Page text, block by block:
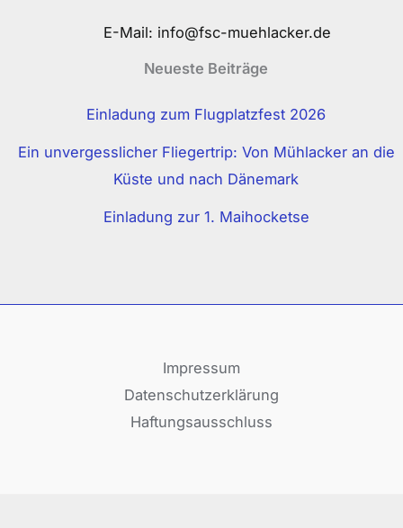
E-Mail: info@fsc-muehlacker.de
Neueste Beiträge
Einladung zum Flugplatzfest 2026
Ein unvergesslicher Fliegertrip: Von Mühlacker an die
Küste und nach Dänemark
Einladung zur 1. Maihocketse
Impressum
Datenschutzerklärung
Haftungsausschluss